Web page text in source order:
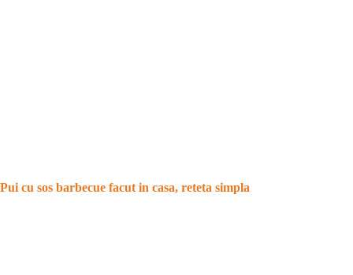
Pui cu sos barbecue facut in casa, reteta simpla